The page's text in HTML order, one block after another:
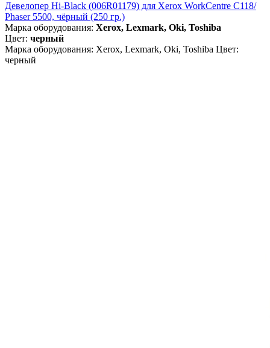
Девелопер Hi-Black (006R01179) для Xerox WorkCentre C118/
Phaser 5500, чёрный (250 гр.)
Марка оборудования: Xerox, Lexmark, Oki, Toshiba
Цвет: черный
Марка оборудования: Xerox, Lexmark, Oki, Toshiba Цвет:
черный